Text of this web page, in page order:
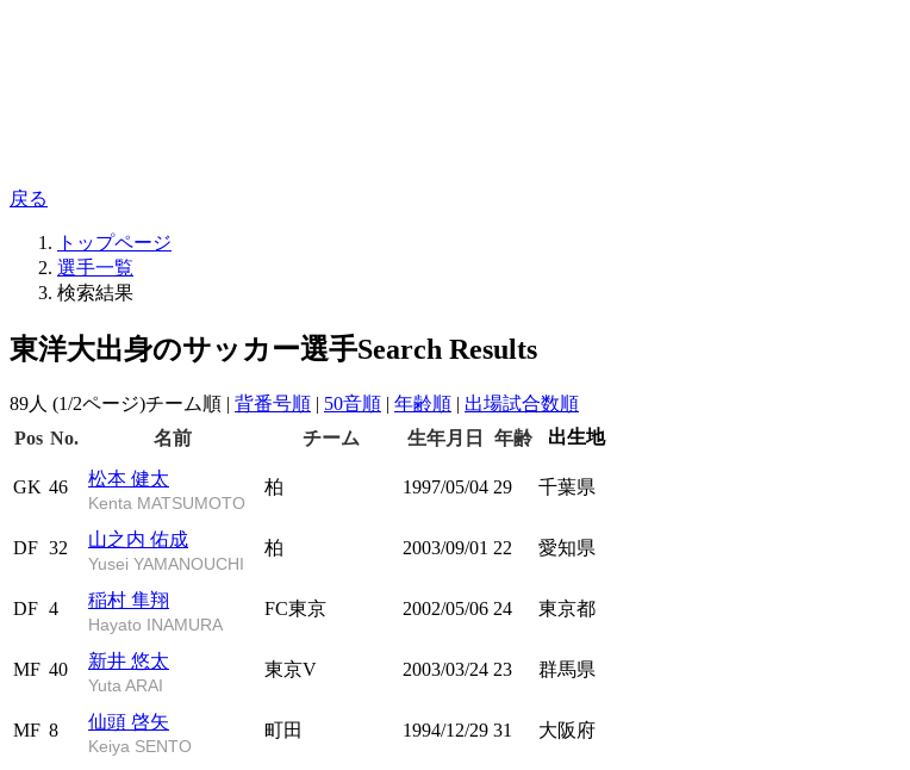
戻る
トップページ
選手一覧
検索結果
東洋大出身のサッカー選手Search Results
89人 (1/2ページ)チーム順 | 背番号順 | 50音順 | 年齢順 | 出場試合数順
Pos No. 名前 チーム 生年月日 年齢 出生地
GK 46 松本 健太
Kenta MATSUMOTO
柏 1997/05/04 29 千葉県
DF 32 山之内 佑成
Yusei YAMANOUCHI
柏 2003/09/01 22 愛知県
DF 4 稲村 隼翔
Hayato INAMURA
FC東京 2002/05/06 24 東京都
MF 40 新井 悠太
Yuta ARAI
東京V 2003/03/24 23 群馬県
MF 8 仙頭 啓矢
Keiya SENTO
町田 1994/12/29 31 大阪府